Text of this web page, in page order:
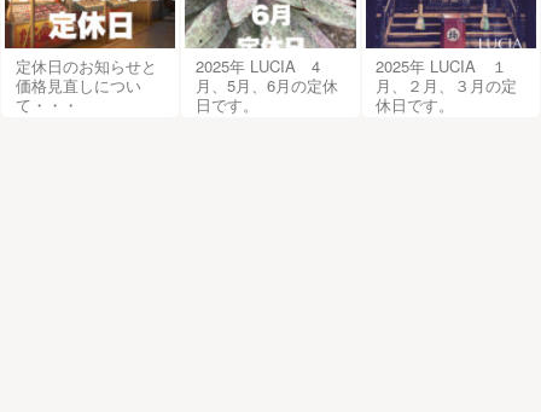
定休日のお知らせと
価格見直しについ
て・・・
2025年 LUCIA 4
月、5月、6月の定休
日です。
2025年 LUCIA １
月、２月、３月の定
休日です。